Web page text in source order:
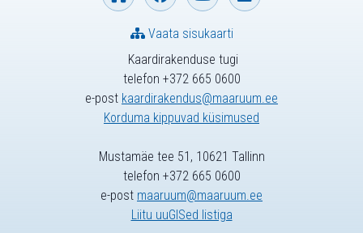
Kaardirakenduse tugi
telefon +372 665 0600
e-post kaardirakendus@maaruum.ee
Korduma kippuvad küsimused
Vaata sisukaarti
Mustamäe tee 51, 10621 Tallinn
telefon +372 665 0600
e-post maaruum@maaruum.ee
Liitu uuGISed listiga